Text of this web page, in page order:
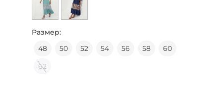
Размер:
48
50 52 54 56 58
60
62